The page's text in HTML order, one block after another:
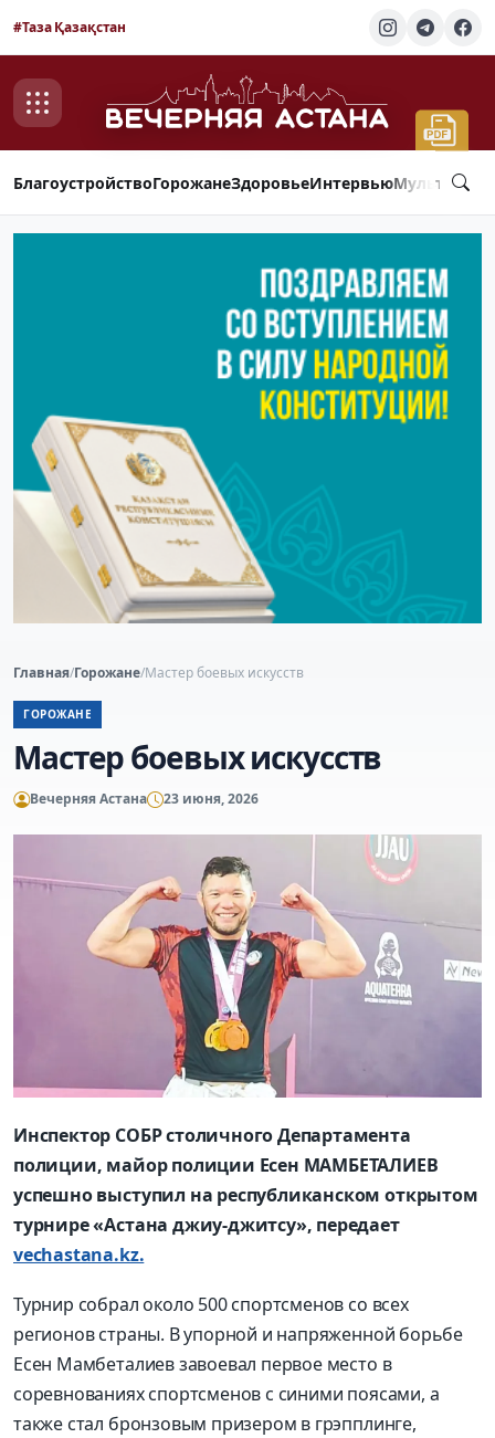
#Таза Қазақстан
БлагоустройствоГорожанеЗдоровьеИнтервью
Главная/Горожане/Мастер боевых искусств
ГОРОЖАНЕ
Мастер боевых искусств
Вечерняя Астана 23 июня, 2026
Инспектор СОБР столичного Департамента
полиции, майор полиции Есен МАМБЕТАЛИЕВ
успешно выступил на республиканском открытом
турнире «Астана джиу-джитсу», передает
vechastana.kz.
Турнир собрал около 500 спортсменов со всех
регионов страны. В упорной и напряженной борьбе
Есен Мамбеталиев завоевал первое место в
соревнованиях спортсменов с синими поясами, а
также стал бронзовым призером в грэпплинге,